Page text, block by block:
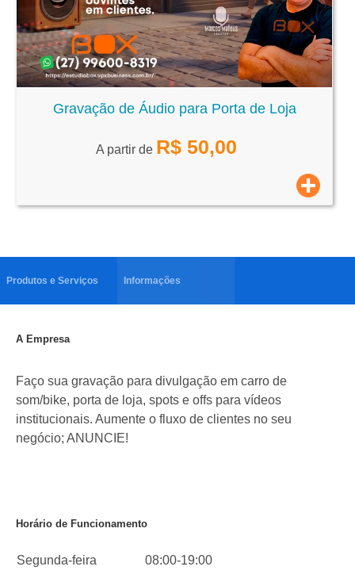
Gravação de Áudio para Porta de Loja
A partir de R$ 50,00
Produtos e Serviços Informações
A Empresa
Faço sua gravação para divulgação em carro de
som/bike, porta de loja, spots e offs para vídeos
institucionais. Aumente o fluxo de clientes no seu
negócio; ANUNCIE!
Horário de Funcionamento
Segunda-feira
08:00-19:00